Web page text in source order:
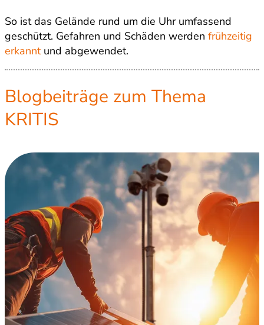
So ist das Gelände rund um die Uhr umfassend
geschützt. Gefahren und Schäden werden frühzeitig
erkanntund abgewendet.
Blogbeiträge zum Thema
KRITIS